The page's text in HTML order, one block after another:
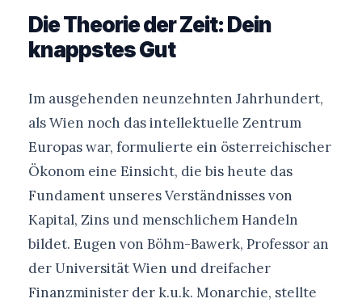
Die Theorie der Zeit: Dein
knappstes Gut
Im ausgehenden neunzehnten Jahrhundert,
als Wien noch das intellektuelle Zentrum
Europas war, formulierte ein österreichischer
Ökonom eine Einsicht, die bis heute das
Fundament unseres Verständnisses von
Kapital, Zins und menschlichem Handeln
bildet. Eugen von Böhm-Bawerk, Professor an
der Universität Wien und dreifacher
Finanzminister der k.u.k. Monarchie, stellte